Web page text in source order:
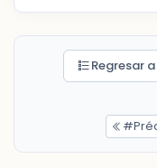
Regresar